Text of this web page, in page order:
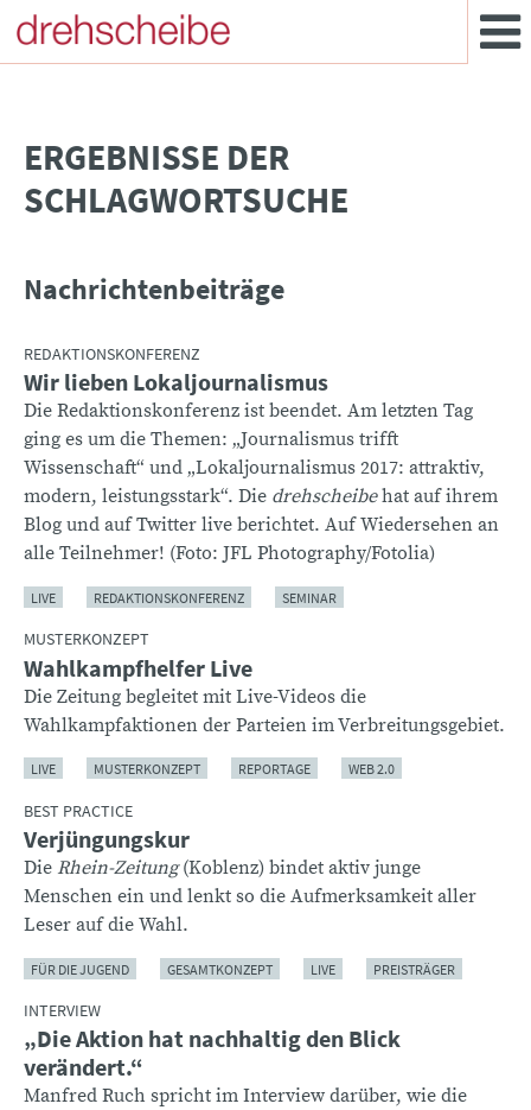
­ERGEBNISSE DER
SCHLAGWORTSUCHE
Nachrichtenbeiträge
REDAKTIONSKONFERENZ
Wir lieben Lokaljournalismus
Die Redaktionskonferenz ist beendet. Am letzten Tag
ging es um die Themen: „Journalismus trifft
Wissenschaft“ und „Lokaljournalismus 2017: attraktiv,
modern, leistungsstark“. Die drehscheibehat auf ihrem
Blog und auf Twitter live berichtet. Auf Wiedersehen an
alle Teilnehmer! (Foto: JFL Photography/Fotolia)
LIVE REDAKTIONSKONFERENZ SEMINAR
MUSTERKONZEPT
Wahlkampfhelfer Live
Die Zeitung begleitet mit Live-Videos die
Wahlkampfaktionen der Parteien im Verbreitungsgebiet.
LIVE MUSTERKONZEPT REPORTAGE WEB 2.0
BEST PRACTICE
Verjüngungskur
Die Rhein-Zeitung(Koblenz) bindet aktiv junge
Menschen ein und lenkt so die Aufmerksamkeit aller
Leser auf die Wahl.
FÜR DIE JUGEND GESAMTKONZEPT LIVE PREISTRÄGER
INTERVIEW
„Die Aktion hat nachhaltig den Blick
verändert.“
Manfred Ruch spricht im Interview darüber, wie die